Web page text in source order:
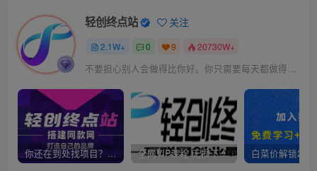
轻创终点站 关注
2.1W+ 0 9 20730W+
不要担心别人会做得比你好。你只需要每天都做得比前一天好就可以了
你还在到处找项目？还在当韭菜？我靠卖项目一个月收入5万+，曾经我也是个失败者。 全网VIP课程 无损下载~